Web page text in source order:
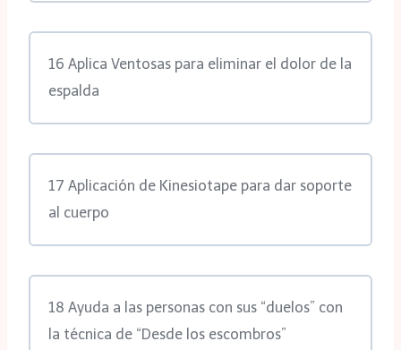
16 Aplica Ventosas para eliminar el dolor de la
espalda
17 Aplicación de Kinesiotape para dar soporte
al cuerpo
18 Ayuda a las personas con sus “duelos” con
la técnica de “Desde los escombros”